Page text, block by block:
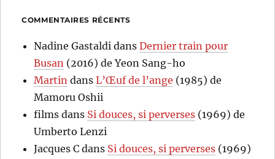
COMMENTAIRES RÉCENTS
Nadine Gastaldi dansDernier train pour
Busan (2016) de Yeon Sang-ho
Martin dansL’Œuf de l’ange (1985) de
Mamoru Oshii
films dans Si douces, si perverses (1969) de
Umberto Lenzi
Jacques C dans Si douces, si perverses (1969)